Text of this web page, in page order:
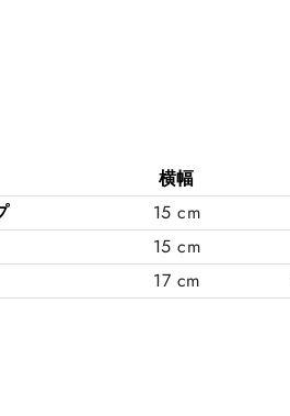
横幅
15 cm
15 cm
17 cm